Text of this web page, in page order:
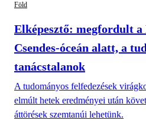
Föld
Elképesztő: megfordult
Csendes-óceán alatt, a
tanácstalanok
A tudományos felfedezések
elmúlt hetek eredményei után
áttörések szemtanúi lehetünk.